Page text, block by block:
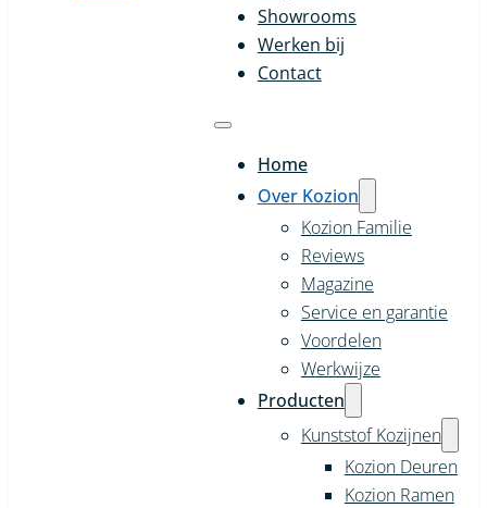
Showrooms
Werken bij
Contact
Home
Over Kozion
Kozion Familie
Reviews
Magazine
Service en garantie
Voordelen
Werkwijze
Producten
Kunststof Kozijnen
Kozion Deuren
Kozion Ramen